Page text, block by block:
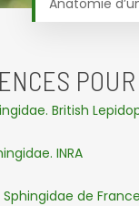
Anatomie
British
INRA
Sphingidae de